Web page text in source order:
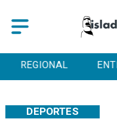
ENTRETENCIÓN
DEPORTES